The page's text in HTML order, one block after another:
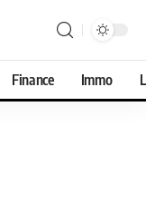
Finance Immo